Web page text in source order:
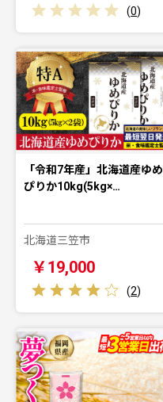
(0)
「令和7年産」北海道産ゆめ
ぴりか10kg(5kg×…
北海道三笠市
￥19,000
(2)